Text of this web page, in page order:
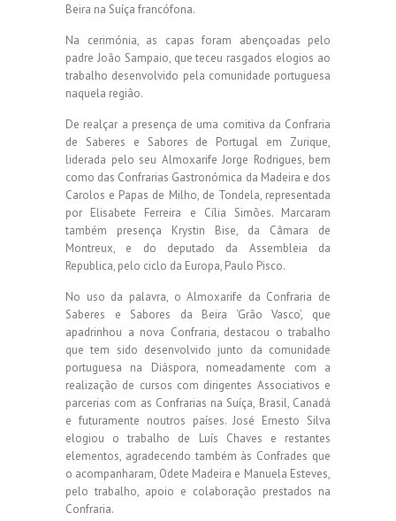
Beira na Suíça francófona.
Na cerimónia, as capas foram abençoadas pelo
padre João Sampaio, que teceu rasgados elogios ao
trabalho desenvolvido pela comunidade portuguesa
naquela região.
De realçar a presença de uma comitiva da Confraria
de Saberes e Sabores de Portugal em Zurique,
liderada pelo seu Almoxarife Jorge Rodrigues, bem
como das Confrarias Gastronómica da Madeira e dos
Carolos e Papas de Milho, de Tondela, representada
por Elisabete Ferreira e Cília Simões. Marcaram
também presença Krystin Bise, da Câmara de
Montreux, e do deputado da Assembleia da
Republica, pelo ciclo da Europa, Paulo Pisco.
No uso da palavra, o Almoxarife da Confraria de
Saberes e Sabores da Beira ‘Grão Vasco’, que
apadrinhou a nova Confraria, destacou o trabalho
que tem sido desenvolvido junto da comunidade
portuguesa na Diáspora, nomeadamente com a
realização de cursos com dirigentes Associativos e
parcerias com as Confrarias na Suíça, Brasil, Canadá
e futuramente noutros países. José Ernesto Silva
elogiou o trabalho de Luís Chaves e restantes
elementos, agradecendo também às Confrades que
o acompanharam, Odete Madeira e Manuela Esteves,
pelo trabalho, apoio e colaboração prestados na
Confraria.